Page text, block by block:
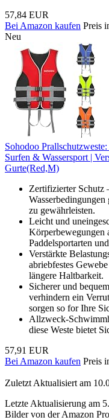
57,84 EUR
Bei Amazon kaufen Preis
Neu
Sohodoo
Surfen & Wassersport |
Gurte(Red,M)
Zertifizierter Schutz
zu gewährleisten.
Leicht und
Körperbewegungen
Paddelsportarten
Verstärkte
abriebfestes
längere Haltbarkeit.
Sicherer und
verhindern ein
sorgen so for Ihre
Allzweck-
diese Weste bietet
57,91 EUR
Bei Amazon kaufen Preis
Zuletzt Aktualisiert am
Letzte Aktualisierung am
Bilder von der Amazon